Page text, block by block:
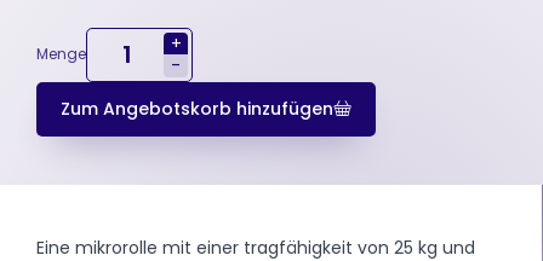
Menge
+
-
Zum Angebotskorb hinzufügen
Eine mikrorolle mit einer tragfähigkeit von 25 kg und